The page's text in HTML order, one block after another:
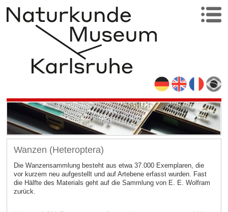
Wanzen (Heteroptera)
Die Wanzensammlung besteht aus etwa 37.000 Exemplaren, die
vor kurzem neu aufgestellt und auf Artebene erfasst wurden. Fast
die Hälfte des Materials geht auf die Sammlung von E. E. Wolfram
zurück.